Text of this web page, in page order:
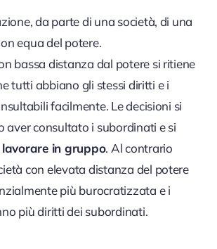
da parte di una società, di una
equa del potere.
bassa distanza dal potere si ritiene
tutti abbiano gli stessi diritti e i
facilmente. Le decisioni si
aver consultato i subordinati e si
in gruppo. Al contrario
con elevata distanza del potere
più burocratizzata e i
più diritti dei subordinati.